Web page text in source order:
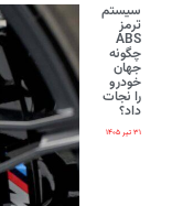
سیستم
ترمز
ABS
چگونه
جهان
خودرو
را نجات
داد؟
۳۱ تیر ۱۴۰۵